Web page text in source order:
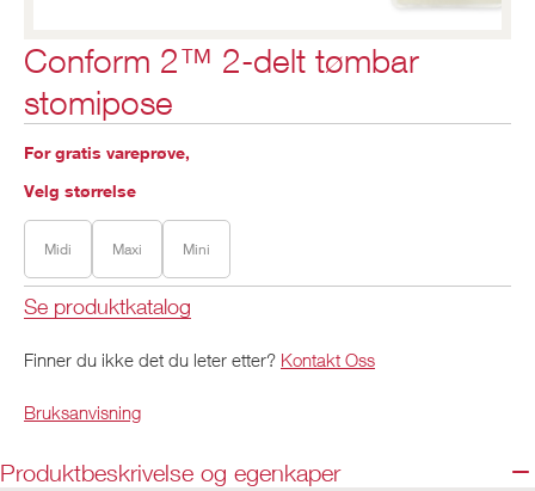
Conform 2™ 2-delt tømbar
stomipose
For gratis vareprøve,
Velg størrelse
Midi Maxi Mini
Se produktkatalog
Finner du ikke det du leter etter? Kontakt Oss
Bruksanvisning
Produktbeskrivelse og egenkaper